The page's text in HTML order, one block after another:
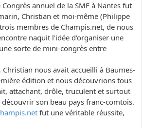
annuel de la SMF à Nantes fut
Christian et moi-même (Philippe
membres de Champis.net, de nous
naquit l'idée d'organiser une
sorte de mini-congrès entre
Christian nous avait accueilli à Baumes-
édition et nous découvrions tous
attachant, drôle, truculent et surtout
son beau pays franc-comtois.
fut une véritable réussite,